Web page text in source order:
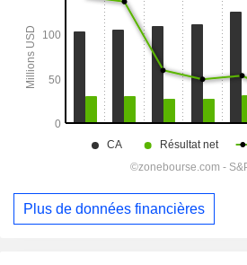
Plus de données financières